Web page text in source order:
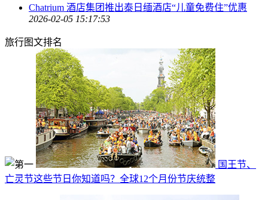
Chatrium 酒店集团推出泰日缅酒店“儿童免费住”优惠
2026-02-05 15:17:53
旅行图文排名
国王节、
亡灵节这些节日你知道吗？全球12个月份节庆统整